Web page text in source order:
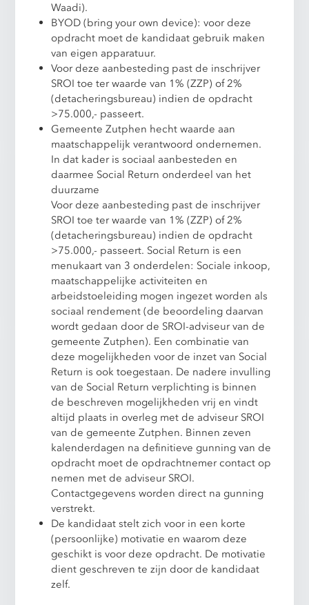
Waadi).
BYOD (bring your own device): voor deze
opdracht moet de kandidaat gebruik maken
van eigen apparatuur.
Voor deze aanbesteding past de inschrijver
SROI toe ter waarde van 1% (ZZP) of 2%
(detacheringsbureau) indien de opdracht
>75.000,- passeert.
Gemeente Zutphen hecht waarde aan
maatschappelijk verantwoord ondernemen.
In dat kader is sociaal aanbesteden en
daarmee Social Return onderdeel van het
duurzame
Voor deze aanbesteding past de inschrijver
SROI toe ter waarde van 1% (ZZP) of 2%
(detacheringsbureau) indien de opdracht
>75.000,- passeert. Social Return is een
menukaart van 3 onderdelen: Sociale inkoop,
maatschappelijke activiteiten en
arbeidstoeleiding mogen ingezet worden als
sociaal rendement (de beoordeling daarvan
wordt gedaan door de SROI-adviseur van de
gemeente Zutphen). Een combinatie van
deze mogelijkheden voor de inzet van Social
Return is ook toegestaan. De nadere invulling
van de Social Return verplichting is binnen
de beschreven mogelijkheden vrij en vindt
altijd plaats in overleg met de adviseur SROI
van de gemeente Zutphen. Binnen zeven
kalenderdagen na definitieve gunning van de
opdracht moet de opdrachtnemer contact op
nemen met de adviseur SROI.
Contactgegevens worden direct na gunning
verstrekt.
De kandidaat stelt zich voor in een korte
(persoonlijke) motivatie en waarom deze
geschikt is voor deze opdracht. De motivatie
dient geschreven te zijn door de kandidaat
zelf.